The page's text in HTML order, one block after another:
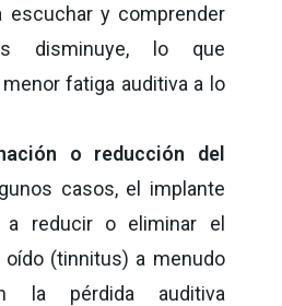
escuchar y comprender
disminuye, lo que
fatiga auditiva a lo
o reducción del
casos, el implante
a reducir o eliminar el
(tinnitus) a menudo
la pérdida auditiva